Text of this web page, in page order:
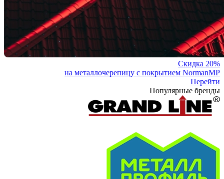
Скидка 20%
на металлочерепицу с покрытием NormanMP
Перейти
Популярные бренды